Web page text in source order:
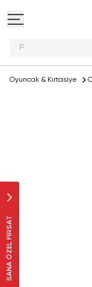
Peluş
SANA ÖZEL FIRSAT
Oyuncak & Kırtasiye